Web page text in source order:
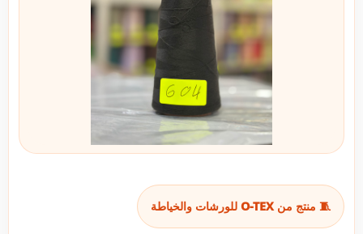
🧵 منتج من O-TEX للورشات والخياطة